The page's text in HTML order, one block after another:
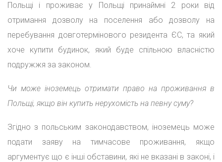
Польщі і проживає у Польщі принаймні 2 роки від
отримання дозволу на поселення або дозволу на
перебування довготермінового резидента ЄС, та який
хоче купити будинок, який буде спільною власністю
подружжя за законом.
Чи може іноземець отримати право на проживання в
Польщі, якщо він купить нерухомість на певну суму?
Згідно з польським законодавством, іноземець може
подати заяву на тимчасове проживання, якщо
аргументує що є інші обставини, які не вказані в законі, і